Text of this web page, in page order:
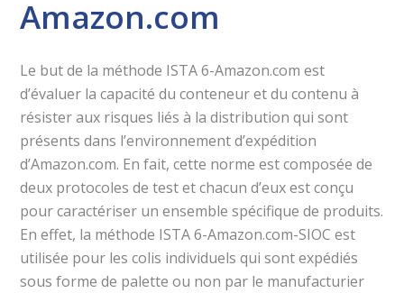
Amazon.com
Le but de la méthode ISTA 6-Amazon.com est
d’évaluer la capacité du conteneur et du contenu à
résister aux risques liés à la distribution qui sont
présents dans l’environnement d’expédition
d’Amazon.com. En fait, cette norme est composée de
deux protocoles de test et chacun d’eux est conçu
pour caractériser un ensemble spécifique de produits.
En effet, la méthode ISTA 6-Amazon.com-SIOC est
utilisée pour les colis individuels qui sont expédiés
sous forme de palette ou non par le manufacturier